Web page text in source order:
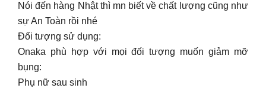
Nói đến hàng Nhật thì mn biết về chất lượng cũng như
sự An Toàn rồi nhé
Đối tượng sử dụng:
Onaka phù hợp với mọi đối tượng muốn giảm mỡ
bụng:
Phụ nữ sau sinh